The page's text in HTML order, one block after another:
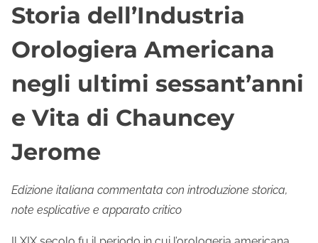
Storia dell’Industria
Orologiera Americana
negli ultimi sessant’anni
e Vita di Chauncey
Jerome
Edizione italiana commentata con introduzione storica,
note esplicative e apparato critico